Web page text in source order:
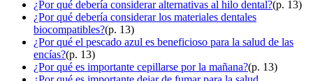
¿Por qué debería considerar alternativas al hilo dental?(p. 13)
¿Por qué debería considerar los materiales dentales
biocompatibles?(p. 13)
¿Por qué el pescado azul es beneficioso para la salud de las
encías?(p. 13)
¿Por qué es importante cepillarse por la mañana?(p. 13)